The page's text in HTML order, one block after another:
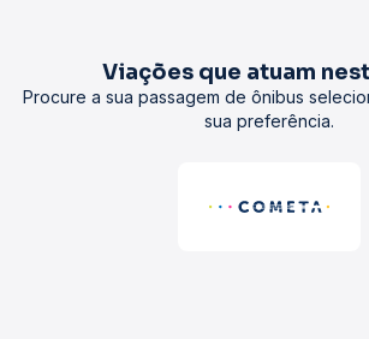
Viações que atuam
Procure a sua passagem de ônibus
sua preferência.